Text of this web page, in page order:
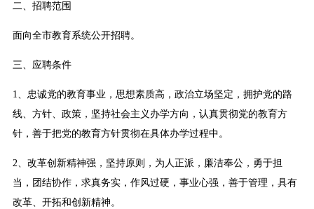
二、招聘范围
面向全市教育系统公开招聘。
三、应聘条件
1、忠诚党的教育事业，思想素质高，政治立场坚定，拥护党的路
线、方针、政策，坚持社会主义办学方向，认真贯彻党的教育方
针，善于把党的教育方针贯彻在具体办学过程中。
2、改革创新精神强，坚持原则，为人正派，廉洁奉公，勇于担
当，团结协作，求真务实，作风过硬，事业心强，善于管理，具有
改革、开拓和创新精神。